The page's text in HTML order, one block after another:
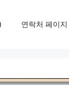
연락처 페이